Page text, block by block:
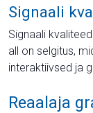
Signaali
Signaali
all on selgitus,
interaktiivsed ja
Reaalaja